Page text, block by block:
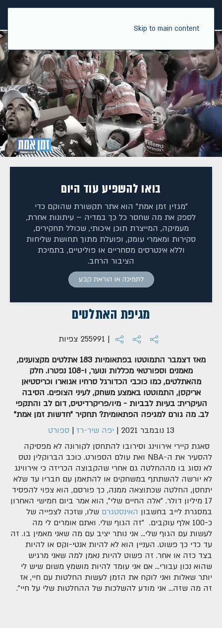
Skip to main content
בואו להשפיע עוד היום
"מגזין זמן אמת" הוא אתר תקשורת שהוקם כדי
לספק את מה שחסר כל כך במדיה – עיתונות אחרת,
מעמיקה, המייצרת תוכן איכותי, שכולל תחקירים,
סקירות ומאמרי עומק, ופועלת מתוך תחושת שליחות
וללא אינטרסים מסחריים או פוליטיים, בתמיכת
הציבור הרחב.
לתמיכה או הוראת קבע
מגיפת האתלטים
| 255991 צפיות
מאז דצמבר התמוטטו בפתאומיות 183 אתלטים מקצוענים,
מאמנים וספורטאי מכללות ונוער, ו-108 נפטרו. חלק
מהאתלטים, כמו כוכבי הכדורגל סרחיו אגוארו וכריסטיאן
אריקסן, התמוטטו באמצע משחק, לעיני הצופים. הסיבה
העיקרית: בעיות לבביות - מיו/פריקרדיטיס, דום לב והתקפי
לב. מה גורם למגיפה הפתאומית? תחקיר "חדשות זמן אמת"
13 נובמבר 2021
| יפה שיר-רז | ספורט
סאגת קיירי אירווינג וסירובו להתחסן לקורונה לא מפסיקה
להסעיר את ה-NBA ואת עולם הספורט. כוכב הברוקלין נטס
לא נסוג בו מההחלטה גם אחרי שהקבוצה הכריזה כי אירווינג
לא יורשה להשתתף במשחקים או להתאמן עם חבריו עד שלא
יתחסן, החלטה שכתוצאה ממנה, כך פורסם, הוא צפוי להפסיד
17 מיליון דולר. "אלה החיים שלי", הוא אמר ביום חמישי האחרון
במסגרת לייב בחשבון האינסטגרם שלו, שזכה לצפייה של
כ-100 אלף עוקבים. "זה הגוף שלי. ואתם אומרים לי מה
לעשות עם הגוף שלי... אני נותר יציב עם מה שאני מאמין בו. זה
עד כדי כך פשוט. העניין הוא לא להיות אנטי-וקס או להיות
בצד כזה או אחר. זה פשוט להיות נאמן למה שאני מרגיש
שהוא נכון עבורי... אם אני עומד להיות מושמץ משום שיש לי
יותר שאלות ואני לוקח את הזמן לעשות החלטות עם חיי, אז
זה מה שזה... אני מודע להשלכות של ההחלטות שלי על חיי".